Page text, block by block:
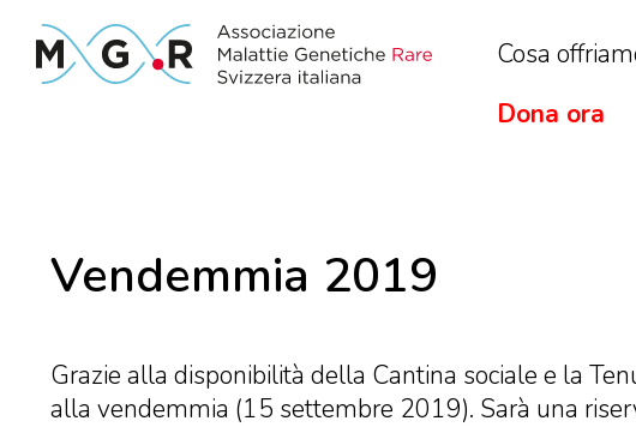
Cosa
Dona ora
Vendemmia 2019
Grazie alla disponibilità della Cantina sociale e la
alla vendemmia (15 settembre 2019). Sarà una